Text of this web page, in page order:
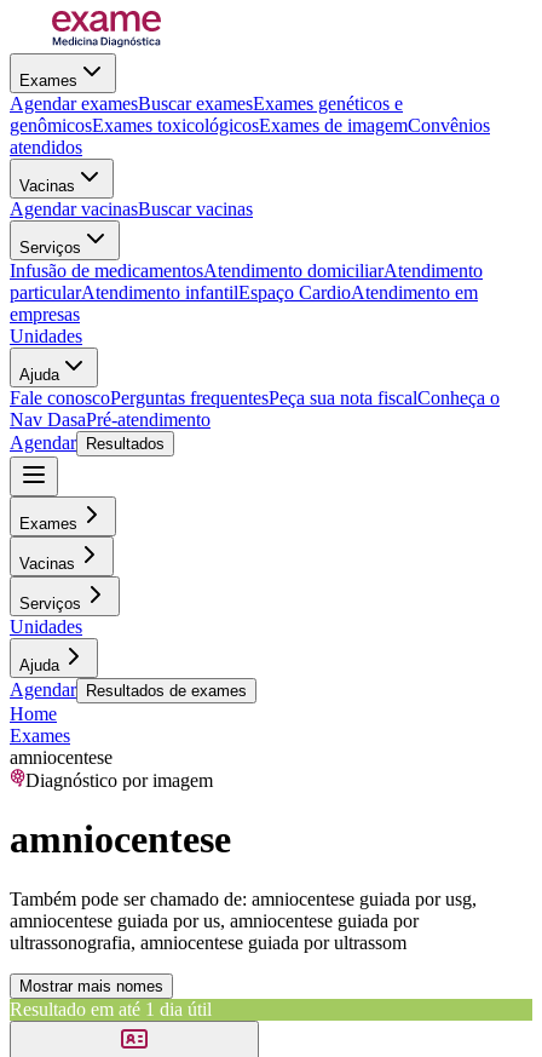
Exames
Agendar examesBuscar examesExames genéticos e
genômicosExames toxicológicosExames de imagemConvênios
atendidos
Vacinas
Agendar vacinasBuscar vacinas
Serviços
Infusão de medicamentosAtendimento domiciliarAtendimento
particularAtendimento infantilEspaço CardioAtendimento em
empresas
Unidades
Ajuda
Fale conoscoPerguntas frequentesPeça sua nota fiscalConheça o
Nav DasaPré-atendimento
Agendar
Resultados
Exames
Vacinas
Serviços
Unidades
Ajuda
Agendar Resultados de exames
Home
Exames
amniocentese
Diagnóstico por imagem
amniocentese
Também pode ser chamado de: amniocentese guiada por usg,
amniocentese guiada por us, amniocentese guiada por
ultrassonografia, amniocentese guiada por ultrassom
Mostrar mais nomes
Resultado em até 1 dia útil